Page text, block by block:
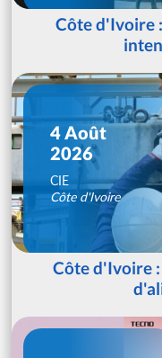
Côte d'Ivoire
4 Août
2026
CIE
Côte d'Ivoire
Côte d'Ivoire